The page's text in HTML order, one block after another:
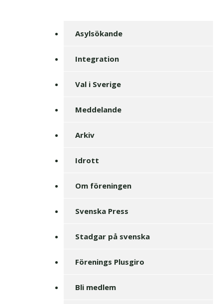
Asylsökande
Integration
Val i Sverige
Meddelande
Arkiv
Idrott
Om föreningen
Svenska Press
Stadgar på svenska
Förenings Plusgiro
Bli medlem